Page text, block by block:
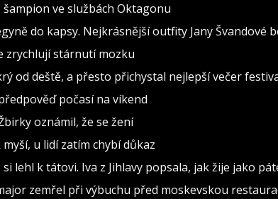
ve službách Oktagonu
do kapsy. Nejkrásnější outfity Jany Švandové
zrychlují stárnutí mozku
od deště, a přesto přichystal nejlepší večer
počasí na víkend
oznámil, že se žení
u lidí zatím chybí důkaz
lehl k tátovi. Iva z Jihlavy popsala, jak žije jako
zemřel při výbuchu před moskevskou